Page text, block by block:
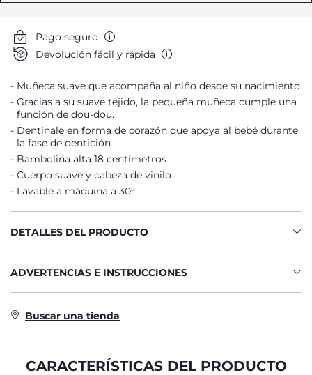
Pago seguro
Devolución fácil y rápida
Muñeca suave que acompaña al niño desde su nacimiento
Gracias a su suave tejido, la pequeña muñeca cumple una
función de dou-dou.
Dentinale en forma de corazón que apoya al bebé durante
la fase de dentición
Bambolina alta 18 centímetros
Cuerpo suave y cabeza de vinilo
Lavable a máquina a 30°
DETALLES DEL PRODUCTO
ADVERTENCIAS E INSTRUCCIONES
Buscar una tienda
CARACTERÍSTICAS DEL PRODUCTO